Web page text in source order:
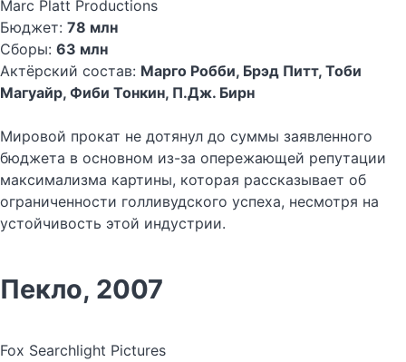
Marc Platt Productions
Бюджет: 78 млн
Сборы: 63 млн
Актёрский состав: Марго Робби, Брэд Питт, Тоби
Магуайр, Фиби Тонкин, П.Дж. Бирн
Мировой прокат не дотянул до суммы заявленного
бюджета в основном из-за опережающей репутации
максимализма картины, которая рассказывает об
ограниченности голливудского успеха, несмотря на
устойчивость этой индустрии.
Пекло, 2007
Fox Searchlight Pictures